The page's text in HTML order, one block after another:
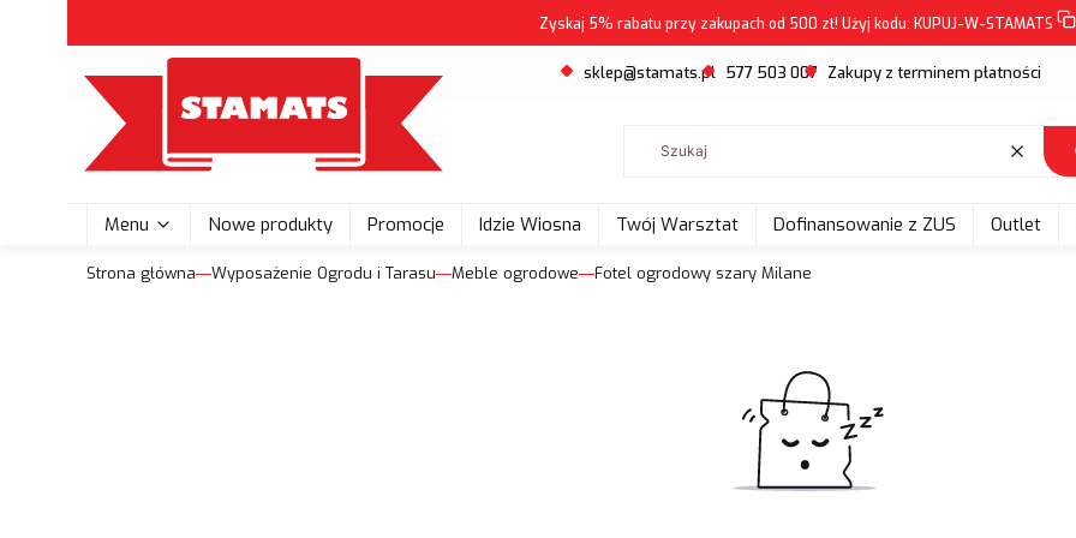
Zyskaj 5% rabatu przy zakupach od 500 zł! Użyj kodu: KUPUJ-W-STAMATS
sklep@stamats.pl 577 503 007 Zakupy z terminem płatności
Wyczyść
Menu Nowe produkty Promocje Idzie Wiosna Twój Warsztat Dofinansowanie z ZUS Outlet
Strona główna Wyposażenie Ogrodu i Tarasu Meble ogrodowe Fotel ogrodowy szary Milane